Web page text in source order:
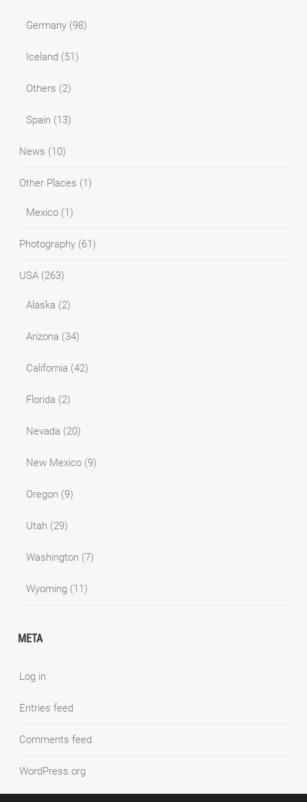
Germany (98)
Iceland (51)
Others (2)
Spain (13)
News (10)
Other Places (1)
Mexico (1)
Photography (61)
USA (263)
Alaska (2)
Arizona (34)
California (42)
Florida (2)
Nevada (20)
New Mexico (9)
Oregon (9)
Utah (29)
Washington (7)
Wyoming (11)
META
Log in
Entries feed
Comments feed
WordPress.org